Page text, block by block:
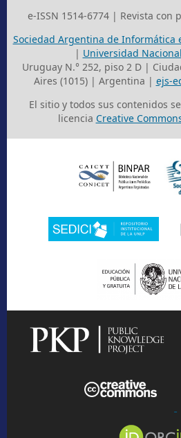
e-ISSN 1514-6774 | Revista con
Sociedad Argentina de Informática
| Universidad
Uruguay N.° 252, piso 2 D |
Aires (1015) | Argentina | ejs-
El sitio y todos sus contenidos
licencia Creative